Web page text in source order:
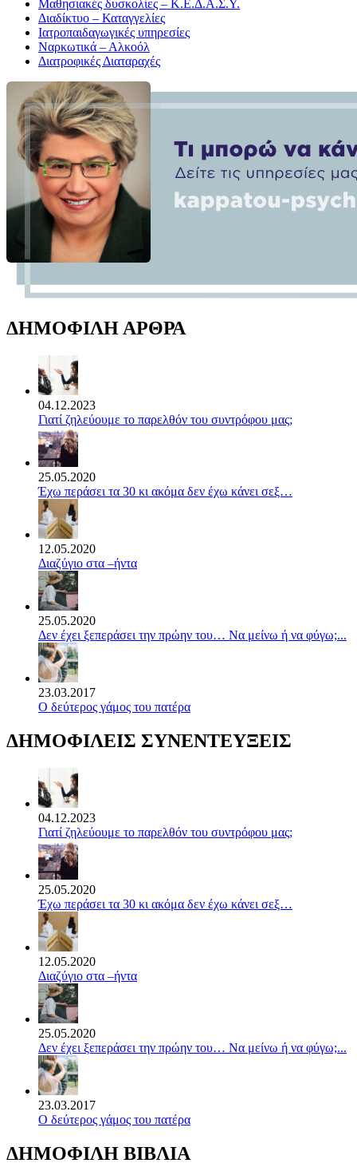
Μαθησιακές δυσκολίες – Κ.Ε.Δ.Α.Σ.Υ.
Διαδίκτυο – Καταγγελίες
Ιατροπαιδαγωγικές υπηρεσίες
Ναρκωτικά – Αλκοόλ
Διατροφικές Διαταραχές
ΔΗΜΟΦΙΛΗ ΑΡΘΡΑ
04.12.2023
Γιατί ζηλεύουμε το παρελθόν του συντρόφου μας;
25.05.2020
Έχω περάσει τα 30 κι ακόμα δεν έχω κάνει σεξ…
12.05.2020
Διαζύγιο στα –ήντα
25.05.2020
Δεν έχει ξεπεράσει την πρώην του… Να μείνω ή να φύγω;...
23.03.2017
Ο δεύτερος γάμος του πατέρα
ΔΗΜΟΦΙΛΕΙΣ ΣΥΝΕΝΤΕΥΞΕΙΣ
04.12.2023
Γιατί ζηλεύουμε το παρελθόν του συντρόφου μας;
25.05.2020
Έχω περάσει τα 30 κι ακόμα δεν έχω κάνει σεξ…
12.05.2020
Διαζύγιο στα –ήντα
25.05.2020
Δεν έχει ξεπεράσει την πρώην του… Να μείνω ή να φύγω;...
23.03.2017
Ο δεύτερος γάμος του πατέρα
ΔΗΜΟΦΙΛΗ ΒΙΒΛΙΑ